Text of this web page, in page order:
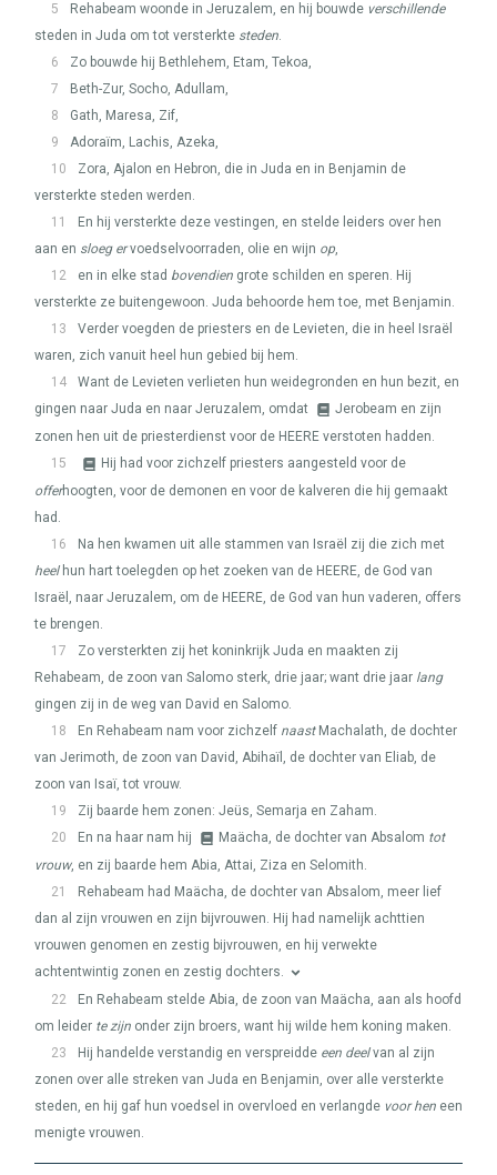
5
Rehabeam woonde in Jeruzalem, en hij bouwde verschillende
steden in Juda om tot versterkte steden.
6
Zo bouwde hij Bethlehem, Etam, Tekoa,
7
Beth-Zur, Socho, Adullam,
8
Gath, Maresa, Zif,
9
Adoraïm, Lachis, Azeka,
10
Zora, Ajalon en Hebron, die in Juda en in Benjamin de
versterkte steden werden.
11
En hij versterkte deze vestingen, en stelde leiders over hen
aan en sloeg ervoedselvoorraden, olie en wijn op,
12
en in elke stad bovendien grote schilden en speren. Hij
versterkte ze buitengewoon. Juda behoorde hem toe, met Benjamin.
13
Verder voegden de priesters en de Levieten, die in heel Israël
waren, zich vanuit heel hun gebied bij hem.
14
Want de Levieten verlieten hun weidegronden en hun bezit, en
gingen naar Juda en naar Jeruzalem, omdat
Jerobeam en zijn
zonen hen uit de priesterdienst voor de HEERE verstoten hadden.
15
Hij had voor zichzelf priesters aangesteld voor de
offerhoogten, voor de demonen en voor de kalveren die hij gemaakt
had.
16
Na hen kwamen uit alle stammen van Israël zij die zich met
heelhun hart toelegden op het zoeken van de HEERE, de God van
Israël, naar Jeruzalem, om de HEERE, de God van hun vaderen, offers
te brengen.
17
Zo versterkten zij het koninkrijk Juda en maakten zij
Rehabeam, de zoon van Salomo sterk, drie jaar; want drie jaar lang
gingen zij in de weg van David en Salomo.
18
En Rehabeam nam voor zichzelf naastMachalath, de dochter
van Jerimoth, de zoon van David, Abihaïl, de dochter van Eliab, de
zoon van Isaï, tot vrouw.
19
Zij baarde hem zonen: Jeüs, Semarja en Zaham.
20
En na haar nam hij Maächa, de dochter van Absalom tot
vrouw, en zij baarde hem Abia, Attai, Ziza en Selomith.
21
Rehabeam had Maächa, de dochter van Absalom, meer lief
dan al zijn vrouwen en zijn bijvrouwen. Hij had namelijk achttien
vrouwen genomen en zestig bijvrouwen, en hij verwekte
achtentwintig zonen en zestig dochters.
22
En Rehabeam stelde Abia, de zoon van Maächa, aan als hoofd
om leider te zijn onder zijn broers, want hij wilde hem koning maken.
23
Hij handelde verstandig en verspreidde een deelvan al zijn
zonen over alle streken van Juda en Benjamin, over alle versterkte
steden, en hij gaf hun voedsel in overvloed en verlangde voor hen een
menigte vrouwen.